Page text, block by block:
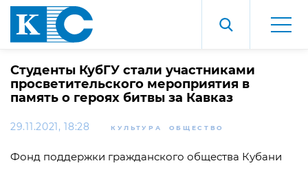
Студенты КубГУ стали участниками
просветительского мероприятия в
память о героях битвы за Кавказ
29.11.2021, 18:28 КУЛЬТУРА ОБЩЕСТВО
Фонд поддержки гражданского общества Кубани